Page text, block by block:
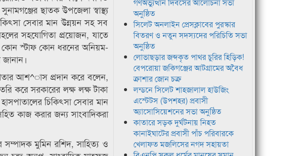
ছাতক উপজেলা স্বাস্থ্য
সেবার মান উন্নয়ন সহ সব
সহযোগিতা প্রয়োজন, যাতে
কোন স্টাফ কোন ধরনের অনিয়ম-
আশ^াস প্রদান করে বলেন,
করে সরকারের লক্ষ লক্ষ টাকা
চিকিৎসা সেবার মান
কাজ করার জন্য সাংবাদিকরা
সম্পাদক মুমিন রশিদ, সাহিত্য ও
গণঅভ্যুত্থান দিবসের আলোচনা সভা
অনুষ্ঠিত
সিলেট অনলাইন প্রেসক্লাবের পুরস্কার
বিতরণ ও নতুন সদস্যদের পরিচিতি সভা
অনুষ্ঠিত
লোভাছড়ার জব্দকৃত পাথর চুরির হিড়িক!
বেপরোয়া জকিগঞ্জের আটগ্রামের অবৈধ
ক্রাশার জোন চক্র
লন্ডনে সিলেট শাহজালাল হাউজিং
এস্টেটস (উপশহর) প্রবাসী
অ্যাসোসিয়েশনের সভা অনুষ্ঠিত
কাতারে সড়ক দুর্ঘটনায় নিহত
কানাইঘাটের প্রবাসী পাঁচ পরিবারকে
খেলাফত মজলিসের নগদ সহায়তা